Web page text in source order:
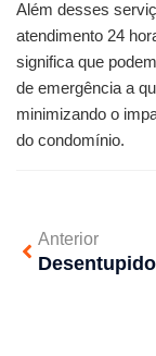
Além desses
atendimento 24
significa que
de emergência a
minimizando o
do condomínio.
Anterior